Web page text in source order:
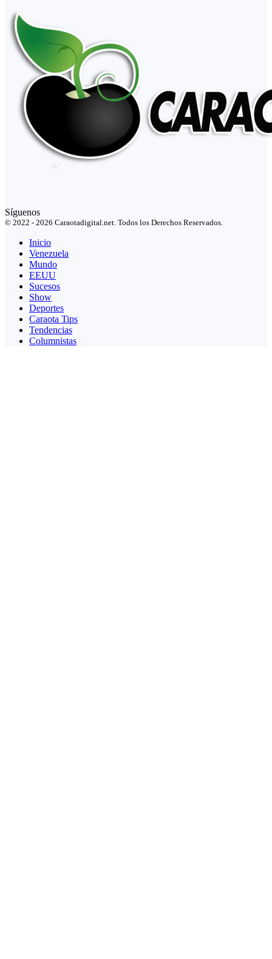
Síguenos
© 2022 - 2026 Caraotadigital.net. Todos los Derechos Reservados.
Inicio
Venezuela
Mundo
EEUU
Sucesos
Show
Deportes
Caraota Tips
Tendencias
Columnistas